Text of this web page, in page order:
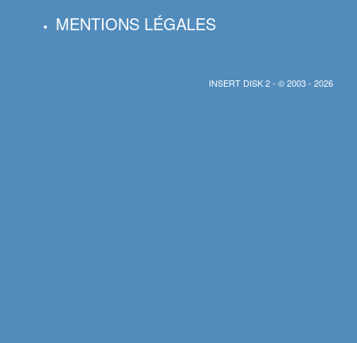
MENTIONS LÉGALES
INSERT DISK 2 - © 2003 - 2026